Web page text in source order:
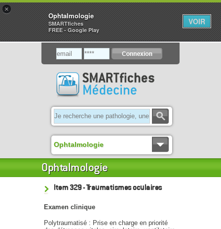
Ophtalmologie
Ophtalmologie
Item 329 - Traumatismes oculaires
Examen clinique
Polytraumatisé : Prise en charge en priorité
×
Ophtalmologie
SMARTfiches
FREE - Google Play
VOIR